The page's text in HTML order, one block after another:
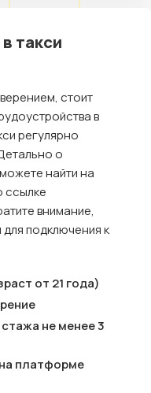
такси
стоит
в
регулярно
о
найти на
ссылке
внимание,
подключения к
от 21 года)
не менее 3
платформе